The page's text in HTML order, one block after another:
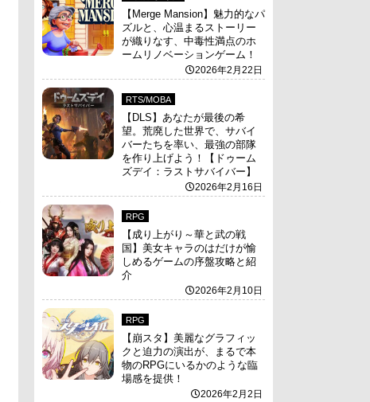
【Merge Mansion】魅力的なパ
ズルと、心温まるストーリー
が織りなす、中毒性満点のホ
ームリノベーションゲーム！
2026年2月22日
RTS/MOBA
【DLS】あなたが最後の希
望。荒廃した世界で、サバイ
バーたちを率い、最強の部隊
を作り上げよう！【ドゥーム
ズデイ：ラストサバイバー】
2026年2月16日
RPG
【成り上がり～華と武の戦
国】美女キャラのはだけが愉
しめるゲームの序盤攻略と紹
介
2026年2月10日
RPG
【崩スタ】美麗なグラフィッ
クと迫力の演出が、まるで本
物のRPGにいるかのような臨
場感を提供！
2026年2月2日